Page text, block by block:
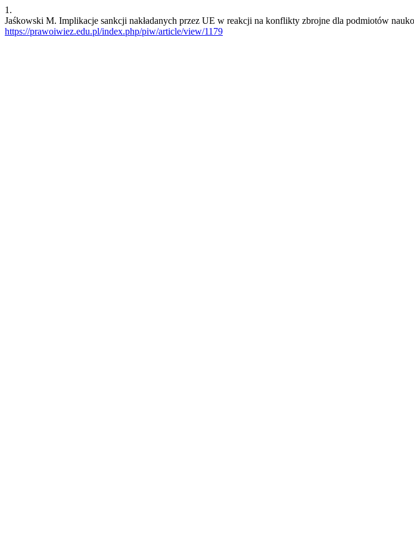
1.
Jaśkowski M. Implikacje sankcji nakładanych przez UE w reakcji na konflikty zbrojne dla podmiotów
https://prawoiwiez.edu.pl/index.php/piw/article/view/1179